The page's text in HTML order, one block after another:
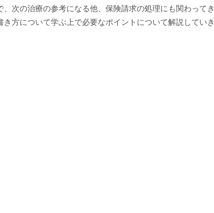
次の治療の参考になる他、保険請求の処理にも関わってき
方について学ぶ上で必要なポイントについて解説していき